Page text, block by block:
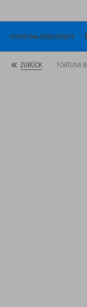
FORTUNA BREDENEY
ZURÜCK FORTUNA